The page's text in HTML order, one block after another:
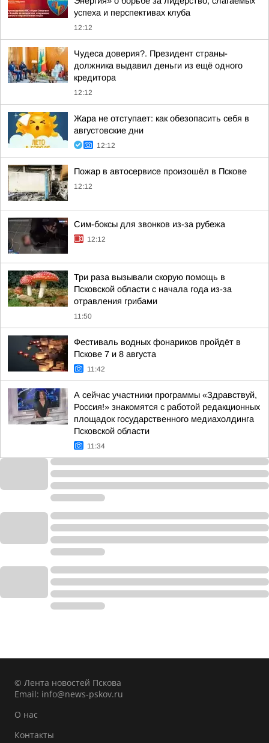
успеха и перспективах клуба
12:12
Чудеса доверия?. Президент страны-
должника выдавил деньги из ещё одного
кредитора
12:12
Жара не отступает: как обезопасить себя в
августовские дни
12:12
Пожар в автосервисе произошёл в Пскове
12:12
Сим-боксы для звонков из-за рубежа
12:12
Три раза вызывали скорую помощь в
Псковской области с начала года из-за
отравления грибами
11:50
Фестиваль водных фонариков пройдёт в
Пскове 7 и 8 августа
11:42
А сейчас участники программы «Здравствуй,
Россия!» знакомятся с работой редакционных
площадок государственного медиахолдинга
Псковской области
11:34
© Лента новостей Пскова
Email: info@news-pskov.ru
О нас
Контакты